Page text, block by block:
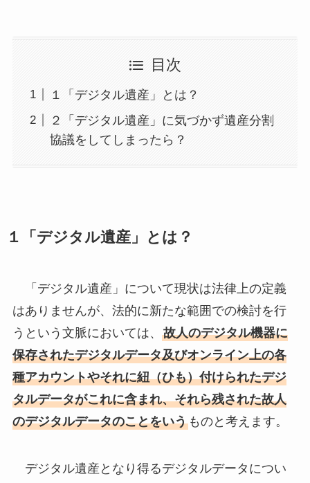
目次
１「デジタル遺産」とは？
２「デジタル遺産」に気づかず遺産分割
協議をしてしまったら？
１「デジタル遺産」とは？
「デジタル遺産」について現状は法律上の定義
はありませんが、法的に新たな範囲での検討を行
うという文脈においては、 故人のデジタル機器に
保存されたデジタルデータ及びオンライン上の各
種アカウントやそれに紐（ひも）付けられたデジ
タルデータがこれに含まれ、それら残された故人
のデジタルデータのことをいうものと考えます。
デジタル遺産となり得るデジタルデータについ